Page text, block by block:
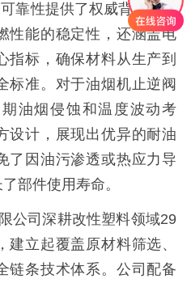
靠性提供了权威背书。这
性能的稳定性，还涵盖电
指标，确保材料从生产到
标准。对于油烟机止逆阀
油烟侵蚀和温度波动考
设计，展现出优异的耐油
了因油污渗透或热应力导
部件使用寿命。
公司深耕改性塑料领域29
立起覆盖原材料筛选、
链条技术体系。公司配备